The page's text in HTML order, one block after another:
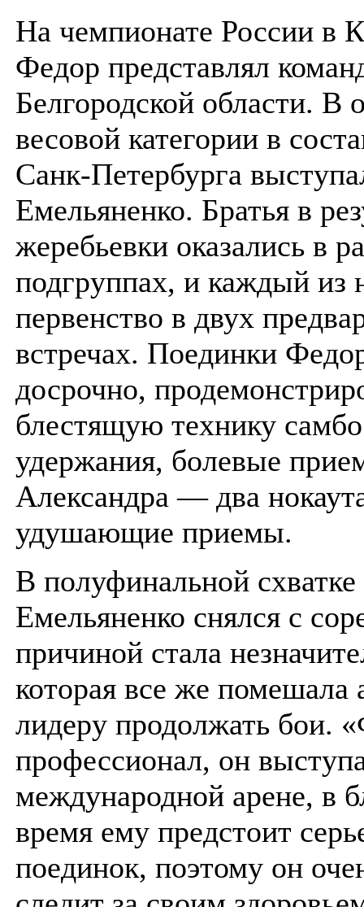
На чемпионате России в
Федор представлял
Белгородской области. В
весовой категории в
Санк-Петербурга
Емельяненко. Братья в
жеребьевки оказались в
подгруппах, и каждый из
первенство в двух
встречах. Поединки
досрочно,
блестящую технику
удержания, болевые
Александра — два
удушающие приемы.
В полуфинальной
Емельяненко снялся с
причиной стала
которая все же помешала
лидеру продолжать бои.
профессионал, он
международной арене, в
время ему предстоит
поединок, поэтому он